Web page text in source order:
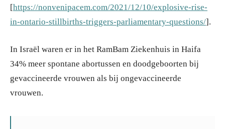
[https://nonvenipacem.com/2021/12/10/explosive-rise-
in-ontario-stillbirths-triggers-parliamentary-questions/].
In Israël waren er in het RamBam Ziekenhuis in Haifa
34% meer spontane abortussen en doodgeboorten bij
gevaccineerde vrouwen als bij ongevaccineerde
vrouwen.